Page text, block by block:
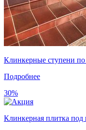
Клинкерные ступени
Подробнее
30%
Клинкерная плитка